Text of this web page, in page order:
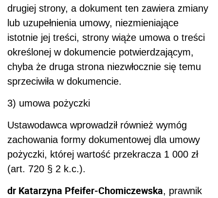
drugiej strony, a dokument ten zawiera zmiany
lub uzupełnienia umowy, niezmieniające
istotnie jej treści, strony wiąże umowa o treści
określonej w dokumencie potwierdzającym,
chyba że druga strona niezwłocznie się temu
sprzeciwiła w dokumencie.
3) umowa pożyczki
Ustawodawca wprowadził również wymóg
zachowania formy dokumentowej dla umowy
pożyczki, której wartość przekracza 1 000 zł
(art. 720 § 2 k.c.).
dr Katarzyna Pfeifer-Chomiczewska, prawnik